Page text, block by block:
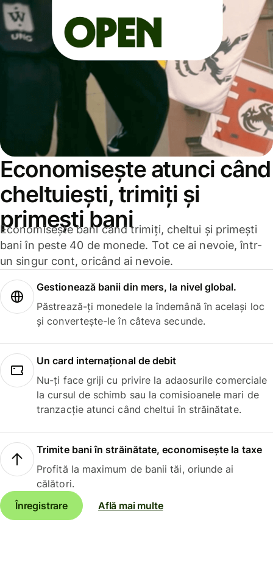
Economisește atunci când
cheltuiești, trimiți și
primești bani
Economisește bani când trimiți, cheltui și primești
bani în peste 40 de monede. Tot ce ai nevoie, într-
un singur cont, oricând ai nevoie.
Gestionează banii din mers, la nivel global.
Păstrează-ți monedele la îndemână în același loc
și convertește-le în câteva secunde.
Un card internațional de debit
Nu-ți face griji cu privire la adaosurile comerciale
la cursul de schimb sau la comisioanele mari de
tranzacție atunci când cheltui în străinătate.
Trimite bani în străinătate, economisește la taxe
Profită la maximum de banii tăi, oriunde ai
călători.
Înregistrare
Află mai multe